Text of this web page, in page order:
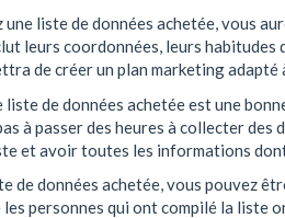
liste de données achetée, vous
leurs coordonnées, leurs habitudes
de créer un plan marketing
de données achetée est une
à passer des heures à collecter des
et avoir toutes les informations
de données achetée, vous pouvez
personnes qui ont compilé la liste